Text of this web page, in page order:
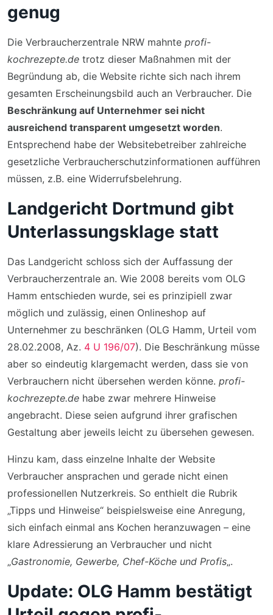
genug
Die Verbraucherzentrale NRW mahnte profi-
kochrezepte.de trotz dieser Maßnahmen mit der
Begründung ab, die Website richte sich nach ihrem
gesamten Erscheinungsbild auch an Verbraucher. Die
Beschränkung auf Unternehmer sei nicht
ausreichend transparent umgesetzt worden.
Entsprechend habe der Websitebetreiber zahlreiche
gesetzliche Verbraucherschutzinformationen aufführen
müssen, z.B. eine Widerrufsbelehrung.
Landgericht Dortmund gibt
Unterlassungsklage statt
Das Landgericht schloss sich der Auffassung der
Verbraucherzentrale an. Wie 2008 bereits vom OLG
Hamm entschieden wurde, sei es prinzipiell zwar
möglich und zulässig, einen Onlineshop auf
Unternehmer zu beschränken (OLG Hamm, Urteil vom
28.02.2008, Az. 4 U 196/07). Die Beschränkung müsse
aber so eindeutig klargemacht werden, dass sie von
Verbrauchern nicht übersehen werden könne. profi-
kochrezepte.de habe zwar mehrere Hinweise
angebracht. Diese seien aufgrund ihrer grafischen
Gestaltung aber jeweils leicht zu übersehen gewesen.
Hinzu kam, dass einzelne Inhalte der Website
Verbraucher ansprachen und gerade nicht einen
professionellen Nutzerkreis. So enthielt die Rubrik
„Tipps und Hinweise“ beispielsweise eine Anregung,
sich einfach einmal ans Kochen heranzuwagen – eine
klare Adressierung an Verbraucher und nicht
„Gastronomie, Gewerbe, Chef-Köche und Profis„.
Update: OLG Hamm bestätigt